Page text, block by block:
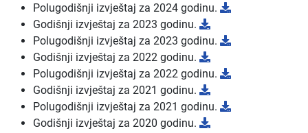
Polugodišnji izvještaj za 2024 godinu.
Godišnji izvještaj za 2023 godinu.
Polugodišnji izvještaj za 2023 godinu.
Godišnji izvještaj za 2022 godinu.
Polugodišnji izvještaj za 2022 godinu.
Godišnji izvještaj za 2021 godinu.
Polugodišnji izvještaj za 2021 godinu.
Godišnji izvještaj za 2020 godinu.